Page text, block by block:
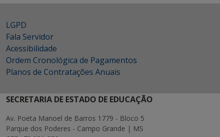
LGPD
Fala Servidor
Acessibilidade
Ordem Cronológica de Pagamentos
Planos de Contratações Anuais
SECRETARIA DE ESTADO DE EDUCAÇÃO
Av. Poeta Manoel de Barros 1779 - Bloco 5
Parque dos Poderes - Campo Grande | MS